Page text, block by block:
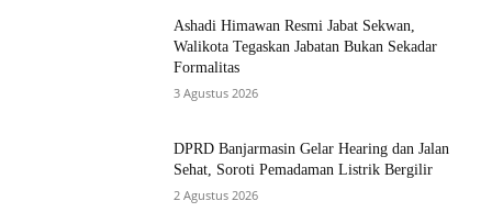
Ashadi Himawan Resmi Jabat Sekwan,
Walikota Tegaskan Jabatan Bukan Sekadar
Formalitas
3 Agustus 2026
DPRD Banjarmasin Gelar Hearing dan Jalan
Sehat, Soroti Pemadaman Listrik Bergilir
2 Agustus 2026